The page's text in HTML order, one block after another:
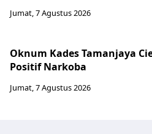
Jumat, 7 Agustus 2026
Oknum Kades Tamanjaya
Positif Narkoba
Jumat, 7 Agustus 2026